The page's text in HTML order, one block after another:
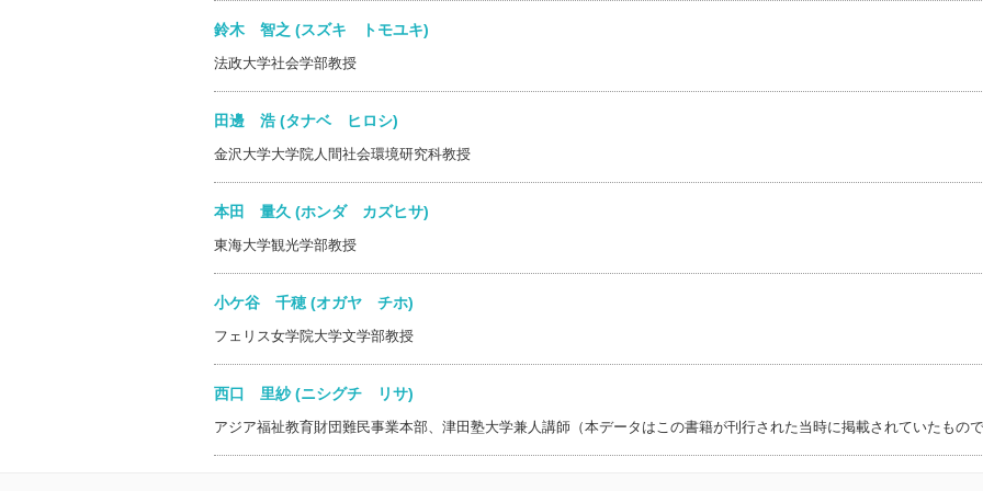
鈴木 智之 (スズキ トモユキ)
法政大学社会学部教授
田邊 浩 (タナベ ヒロシ)
金沢大学大学院人間社会環境研究科教授
本田 量久 (ホンダ カズヒサ)
東海大学観光学部教授
小ケ谷 千穂 (オガヤ チホ)
フェリス女学院大学文学部教授
西口 里紗 (ニシグチ リサ)
アジア福祉教育財団難民事業本部、津田塾大学兼人講師（本データはこの書籍が刊行された当時に掲載されていたもので